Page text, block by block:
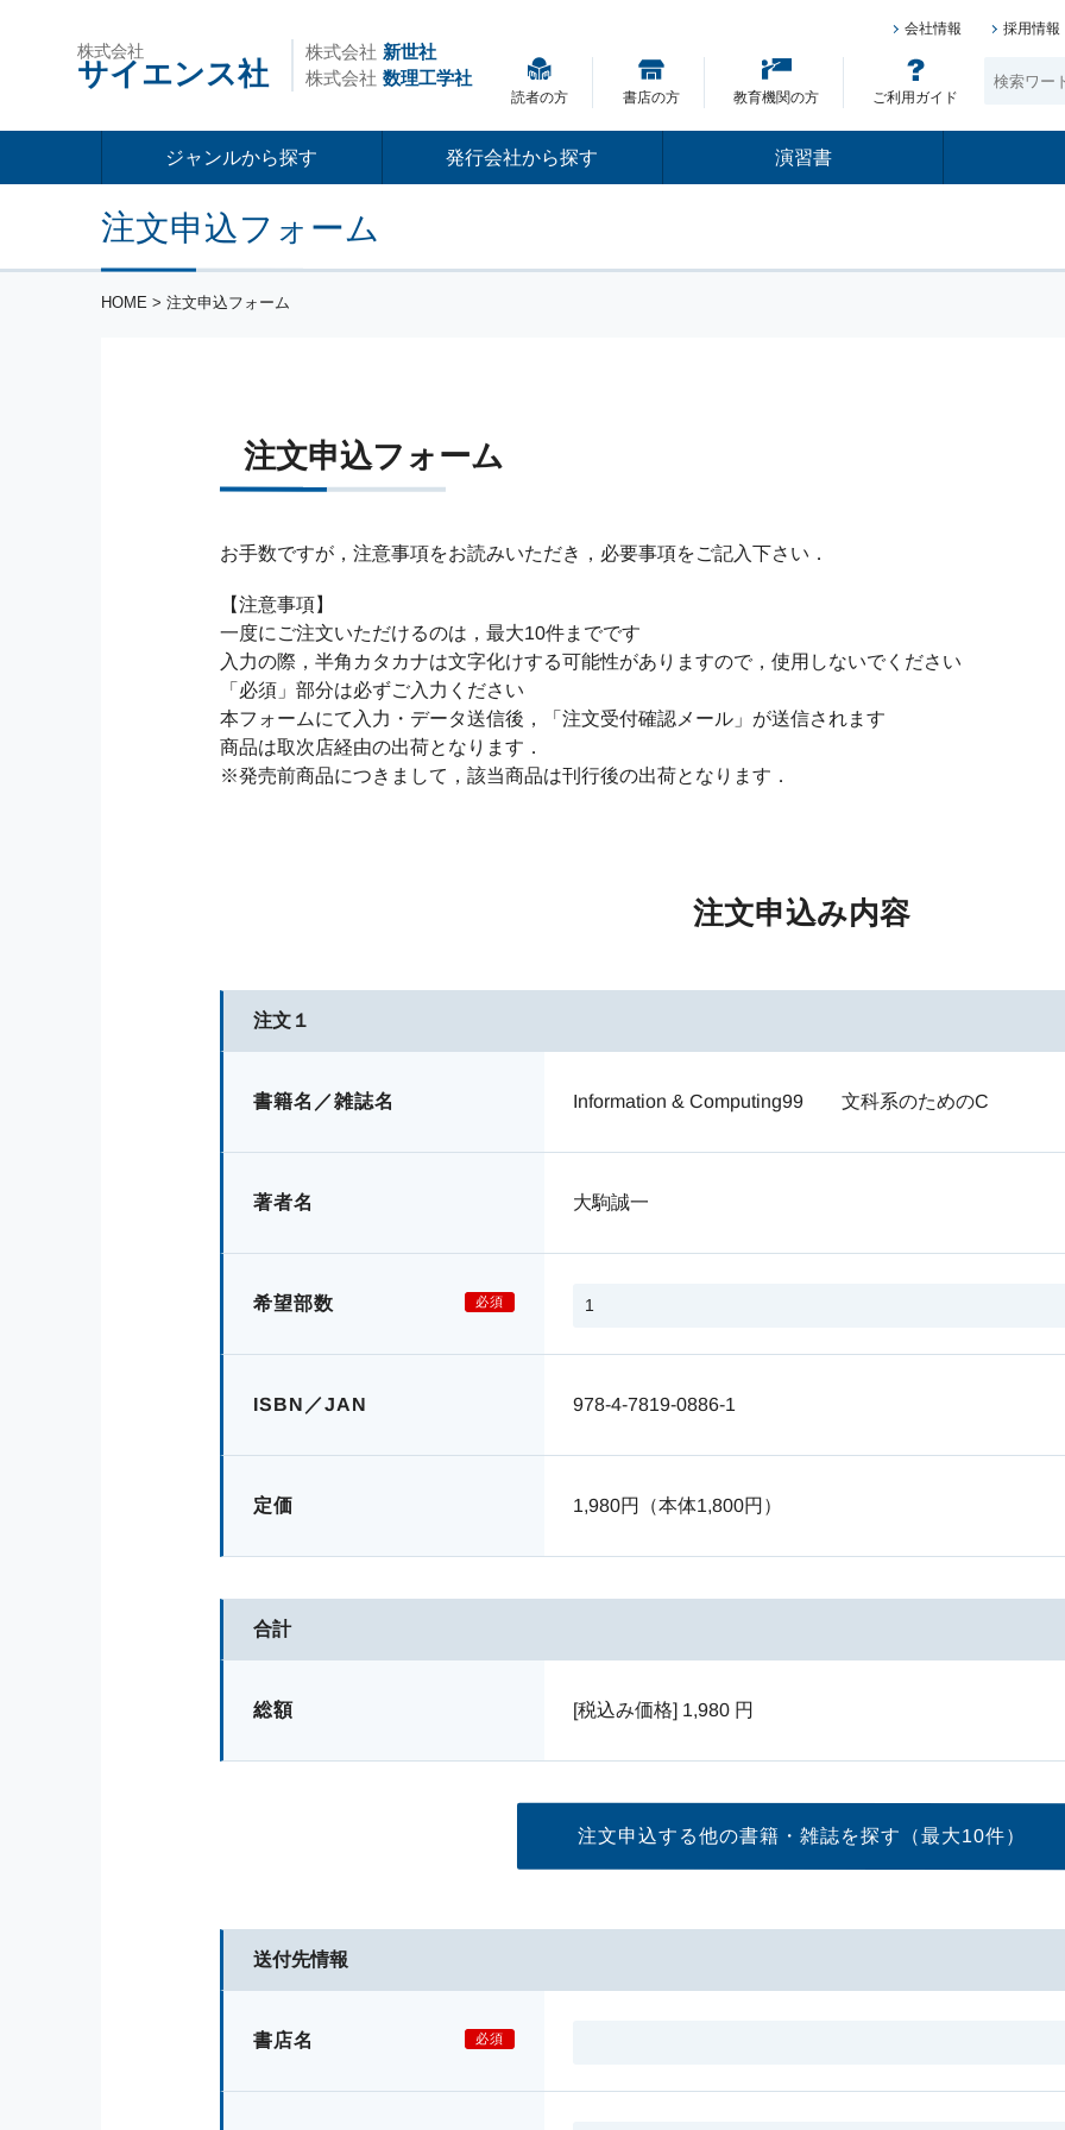
株式会社
サイエンス社
株式会社 新世社
株式会社 数理工学社
会社情報 採用情報
読者の方 書店の方 教育機関の方 ご利用ガイド
ジャンルから探す 発行会社から探す 演習書
注文申込フォーム
HOME > 注文申込フォーム
注文申込フォーム
お手数ですが，注意事項をお読みいただき，必要事項をご記入下さい．
【注意事項】
一度にご注文いただけるのは，最大10件までです
入力の際，半角カタカナは文字化けする可能性がありますので，使用しないでください
「必須」部分は必ずご入力ください
本フォームにて入力・データ送信後，「注文受付確認メール」が送信されます
商品は取次店経由の出荷となります．
※発売前商品につきまして，該当商品は刊行後の出荷となります．
注文申込み内容
注文１
書籍名／雑誌名 Information & Computing99 文科系のためのC
著者名 大駒誠一
希望部数 必須
ISBN／JAN 978-4-7819-0886-1
定価 1,980円（本体1,800円）
合計
総額 [税込み価格] 1,980円
注文申込する他の書籍・雑誌を探す（最大10件）
送付先情報
書店名 必須